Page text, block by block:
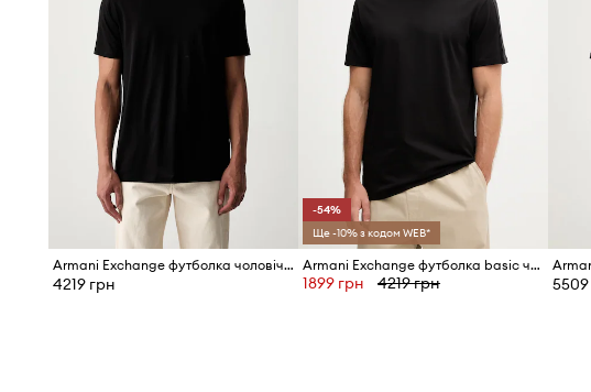
Класичний круглий виріз
естетично виглядає, підкреслюючи
позачасовий дизайн.
Виразний принт з логотипом
бренду Armani Exchange додає
впізнаваного стилю.
Armani Exchange футболка чоловіча бавовняна
4219 грн
-54%
Ще -10% з кодом WEB*
Armani Exchange футболка basic чоловіча бавовняна
1899 грн 4219 грн 5509